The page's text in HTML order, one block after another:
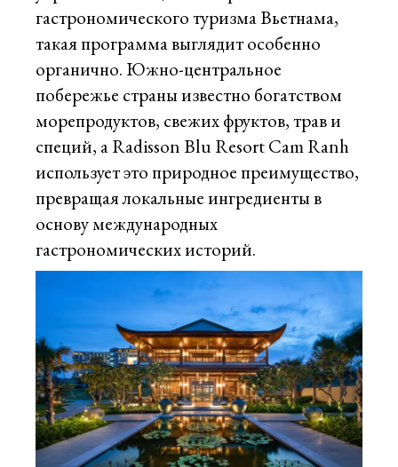
гастрономического туризма Вьетнама,
такая программа выглядит особенно
органично. Южно-центральное
побережье страны известно богатством
морепродуктов, свежих фруктов, трав и
специй, а Radisson Blu Resort Cam Ranh
использует это природное преимущество,
превращая локальные ингредиенты в
основу международных
гастрономических историй.